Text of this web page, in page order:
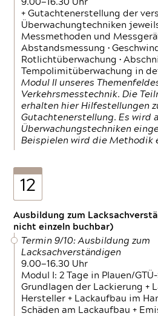
9.00—16.30 Uhr
+ Gutachtenerstellung der
Überwachungtechniken
Messmethoden und
Abstandsmessung •
Rotlichtüberwachung •
Tempolimitüberwachung in
Modul II unseres
Verkehrsmesstechnik. Die
erhalten hier Hilfestellungen
Gutachtenerstellung. Es wird
Überwachungstechniken
Beispielen wird die Methodik
12
Ausbildung zum
nicht einzeln buchbar)
Termin 9/10: Ausbildung zum
Lacksachverständigen
9.00—16.30 Uhr
Modul I: 2 Tage in Plauen/
Grundlagen der Lackierung +
Hersteller + Lackaufbau im
Schäden am Lackaufbau +